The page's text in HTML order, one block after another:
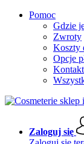
Pomoc
Gdzie
Zwroty
Koszty
Opcje
Kontakt
Zaloguj się